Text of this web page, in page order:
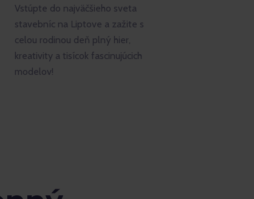
Vstúpte do najväčšieho sveta
stavebníc na Liptove a zažite s
celou rodinou deň plný hier,
kreativity a tisícok fascinujúcich
modelov!